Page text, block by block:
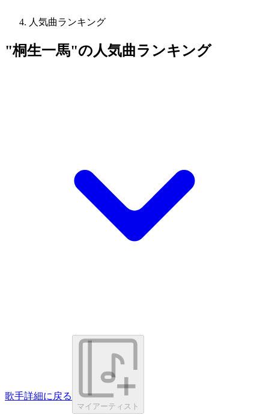
人気曲ランキング
"桐生一馬"の人気曲ランキング
歌手詳細に戻る
マイアーティスト